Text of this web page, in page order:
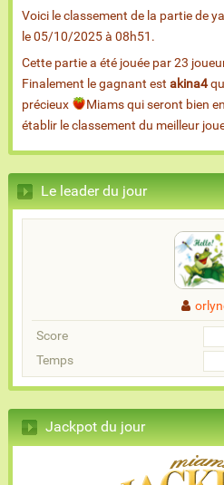
Voici le classement de la partie de
le 05/10/2025 à 08h51.
Cette partie a été jouée par 23
Finalement le gagnant est akina4
précieux
Miams qui seront bien
établir le classement du meilleur
Le leader du jour
Score
Temps
Jackpot du jour